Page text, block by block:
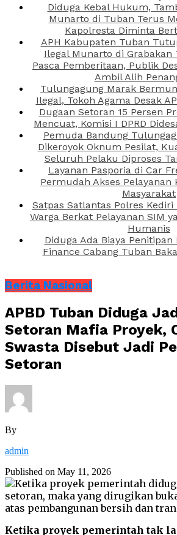
Diduga Kebal Hukum,
Munarto di Tuban Terus
Kapolresta Diminta
APH Kabupaten Tuban
Ilegal Munarto di Grabakan
Pasca Pemberitaan, Publik
Ambil Alih
Tulungagung Marak
Ilegal, Tokoh Agama Desak
Dugaan Setoran 15 Persen
Mencuat, Komisi I DPRD
Pemuda Bandung
Dikeroyok Oknum Pesilat,
Seluruh Pelaku Diproses
Layanan Pasporia di Car
Permudah Akses Pelayanan
Masyarakat
Satpas Satlantas Polres Kediri
Warga Berkat Pelayanan SIM
Humanis
Diduga Ada Biaya Penitipan
Finance Cabang Tuban
Berita Nasional
APBD Tuban Diduga
Setoran Mafia Proyek,
Swasta Disebut Jadi
Setoran
By
admin
Published on May 11, 2026
Ketika proyek pemerintah tak